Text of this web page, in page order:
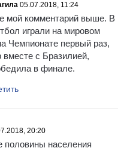
05.07.2018, 11:24
мой комментарий выше. В
играли на мировом
Чемпионате первый раз,
с Бразилией,
в финале.
20:20
половины населения